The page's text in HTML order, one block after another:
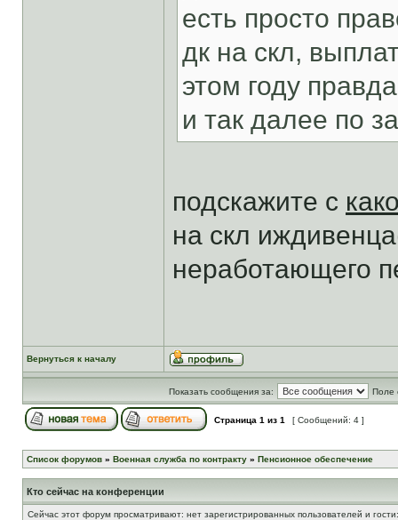
есть просто
дк на скл,
этом году
и так далее по
подскажите с
на скл
неработающего
Вернуться к началу
Показать сообщения за: Поле
Страница 1 из 1 [ Сообщений: 4 ]
Список форумов » Военная служба по контракту » Пенсионное обеспечение
Кто сейчас на конференции
Сейчас этот форум просматривают: нет зарегистрированных пользователей и